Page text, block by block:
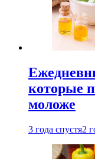
которые
моложе
3 года спустя2